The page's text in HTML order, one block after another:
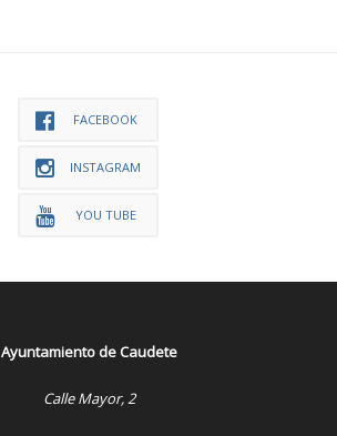
FACEBOOK
INSTAGRAM
YOU TUBE
Ayuntamiento de Caudete
Calle Mayor, 2